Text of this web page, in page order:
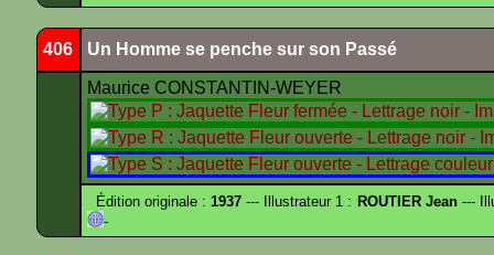
406 Un Homme se penche sur son Passé
Maurice CONSTANTIN-WEYER
Édition originale :1937 --- Illustrateur 1 : ROUTIER Jean---
-